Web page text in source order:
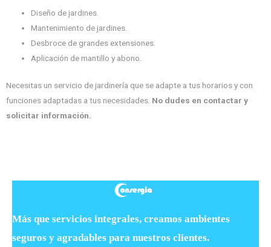
Diseño de jardines.
Mantenimiento de jardines.
Desbroce de grandes extensiones.
Aplicación de mantillo y abono.
Necesitas un servicio de jardinería que se adapte a tus horarios y con
funciones adaptadas a tus necesidades. No dudes en contactar y
solicitar información.
Más que servicios integrales, creamos ambientes
seguros y agradables para nuestros clientes.